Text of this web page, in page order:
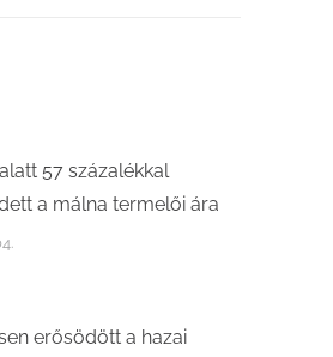
57 százalékkal
a málna termelői ára
erősödött a hazai